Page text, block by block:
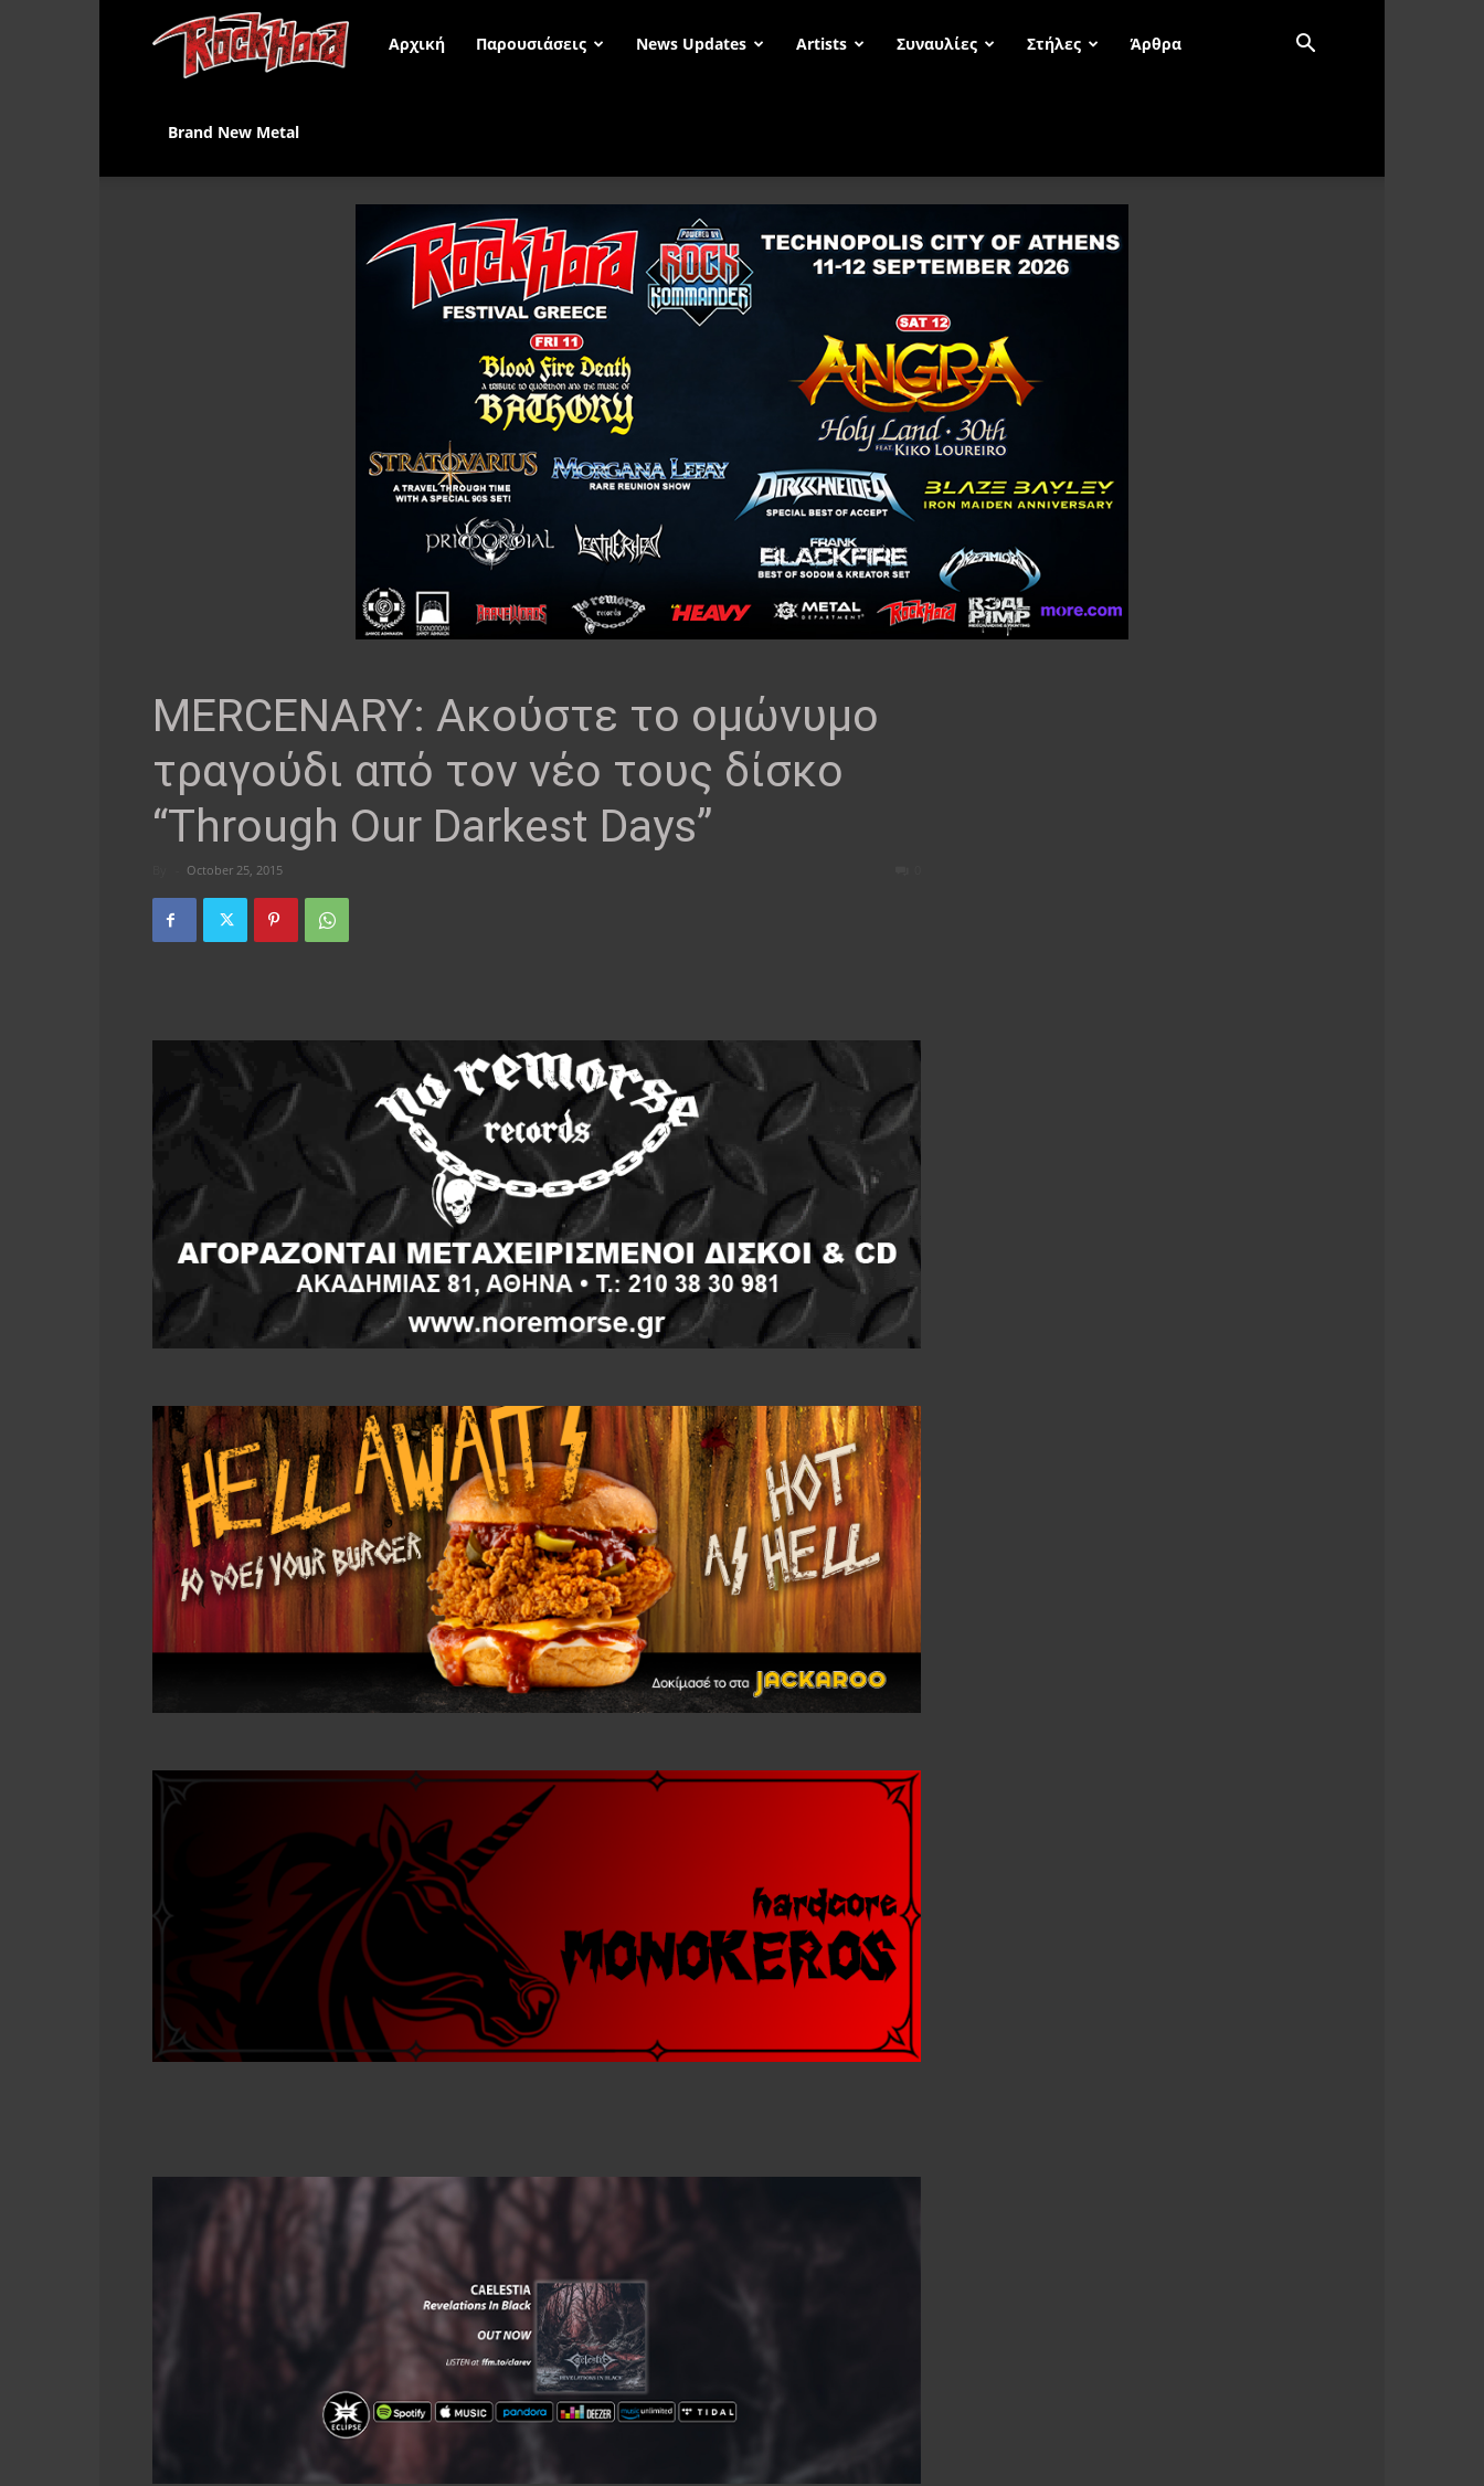
Rock
Αρχική Παρουσιάσεις News Updates Artists Συναυλίες Στήλες Άρθρα
Brand New Metal
MERCENARY: Ακούστε το ομώνυμο
τραγούδι από τον νέο τους δίσκο
“Through Our Darkest Days”
October 25, 2015